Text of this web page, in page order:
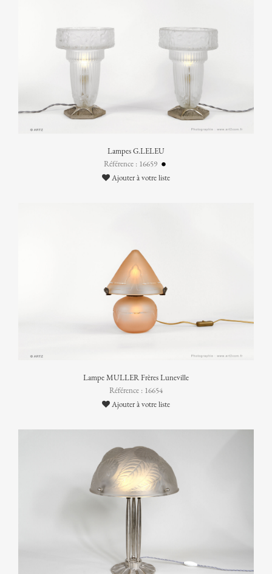
Lampes G.LELEU
Référence : 16659
Ajouter à votre liste
Lampe MULLER Frères Luneville
Référence : 16654
Ajouter à votre liste